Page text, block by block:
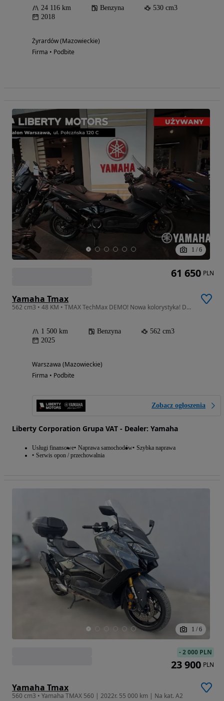
24 116 km Benzyna
530 cm3
2018
Żyrardów (Mazowieckie)
Firma • Podbite
1 / 6
Yamaha Tmax
562 cm3 • 48 KM • TMAX TechMax DEMO! Nowa kolorystyka! Dealer WWA!
1 500 km Benzyna
562 cm3
2025
Warszawa (Mazowieckie)
Firma • Podbite
Zobacz ogłoszenia
Liberty Corporation Grupa VAT - Dealer: Yamaha
Usługi finansowe Naprawa samochodów Szybka naprawa
Serwis opon / przechowalnia
61 650 PLN
1 / 6
Yamaha Tmax
560 cm3 • Yamaha TMAX 560 | 2022r. 55 000 km | Na kat. A2
-2 000 PLN
23 900 PLN